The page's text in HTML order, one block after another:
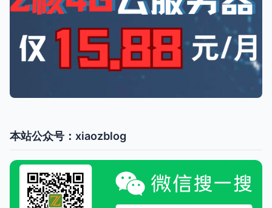
本站公众号：xiaozblog